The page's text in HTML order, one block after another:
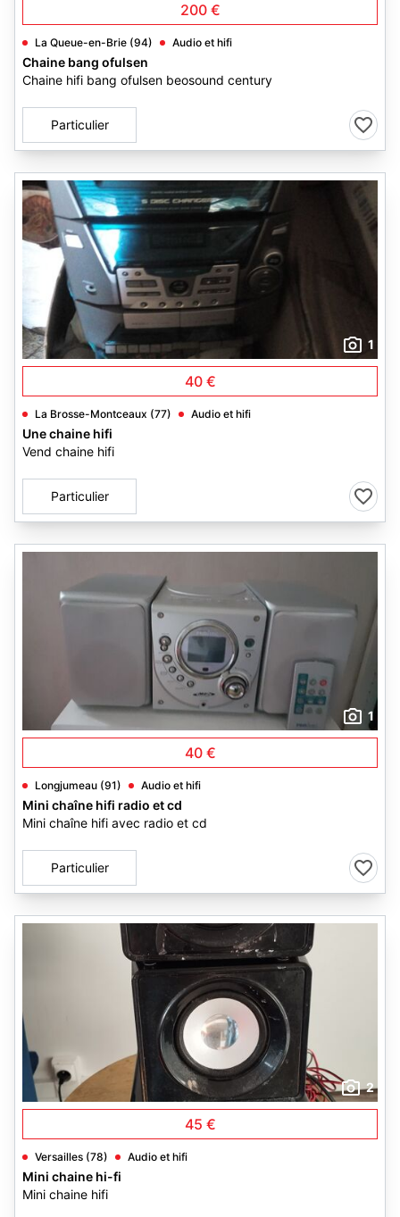
200 €
La Queue-en-Brie (94) Audio et hifi
Chaine bang ofulsen
Chaine hifi bang ofulsen beosound century
Particulier
1
40 €
La Brosse-Montceaux (77) Audio et hifi
Une chaine hifi
Vend chaine hifi
Particulier
1
40 €
Longjumeau (91) Audio et hifi
Mini chaîne hifi radio et cd
Mini chaîne hifi avec radio et cd
Particulier
2
45 €
Versailles (78) Audio et hifi
Mini chaine hi-fi
Mini chaine hifi